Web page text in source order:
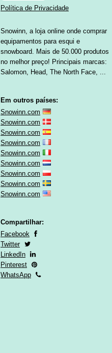
Política de Privacidade
Snowinn, a loja online onde comprar
equipamentos para esqui e
snowboard. Mais de 50.000 produtos
no melhor preço! Principais marcas:
Salomon, Head, The North Face, ...
Em outros países:
Snowinn.com
Snowinn.com
Snowinn.com
Snowinn.com
Snowinn.com
Snowinn.com
Snowinn.com
Snowinn.com
Snowinn.com
Compartilhar:
Facebook
Twitter
LinkedIn
Pinterest
WhatsApp